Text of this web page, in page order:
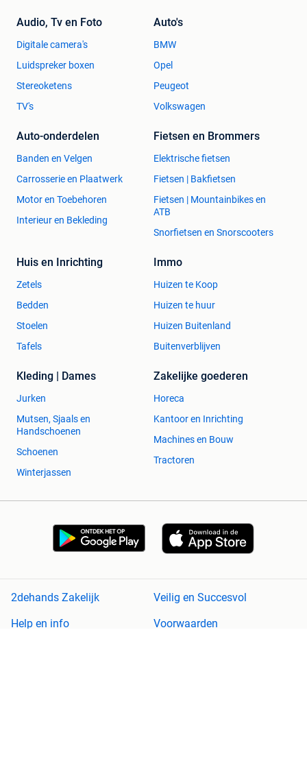
Audio, Tv en Foto
Digitale camera's
Luidspreker boxen
Stereoketens
TV's
Auto's
BMW
Opel
Peugeot
Volkswagen
Auto-onderdelen
Banden en Velgen
Carrosserie en Plaatwerk
Motor en Toebehoren
Interieur en Bekleding
Fietsen en Brommers
Elektrische fietsen
Fietsen | Bakfietsen
Fietsen | Mountainbikes en
ATB
Snorfietsen en Snorscooters
Huis en Inrichting
Zetels
Bedden
Stoelen
Tafels
Immo
Huizen te Koop
Huizen te huur
Huizen Buitenland
Buitenverblijven
Kleding | Dames
Jurken
Mutsen, Sjaals en
Handschoenen
Schoenen
Winterjassen
Zakelijke goederen
Horeca
Kantoor en Inrichting
Machines en Bouw
Tractoren
2dehands Zakelijk
Veilig en Succesvol
Help en info
Voorwaarden